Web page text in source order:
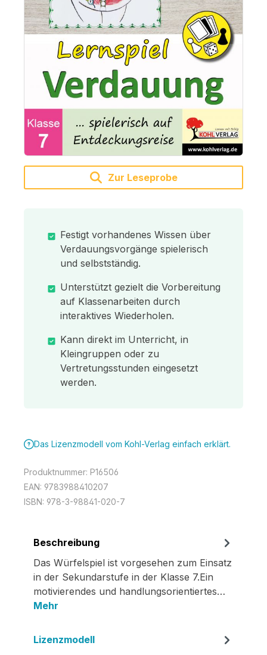
Zur Leseprobe
Festigt vorhandenes Wissen über
Verdauungsvorgänge spielerisch
und selbstständig.
Unterstützt gezielt die Vorbereitung
auf Klassenarbeiten durch
interaktives Wiederholen.
Kann direkt im Unterricht, in
Kleingruppen oder zu
Vertretungsstunden eingesetzt
werden.
Das Lizenzmodell vom Kohl-Verlag einfach erklärt.
Produktnummer: P16506
EAN: 9783988410207
ISBN: 978-3-98841-020-7
Beschreibung
Das Würfelspiel ist vorgesehen zum Einsatz
in der Sekundarstufe in der Klasse 7.Ein
motivierendes und handlungsorientiertes…
Mehr
Lizenzmodell